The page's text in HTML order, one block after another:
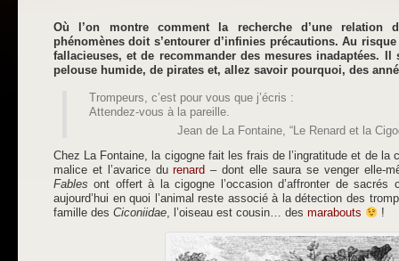
Où l’on montre comment la recherche d’une relation
phénomènes doit s’entourer d’infinies précautions. Au
fallacieuses, et de recommander des mesures inadaptées.
pelouse humide, de pirates et, allez savoir pourquoi, des
Trompeurs, c’est pour vous que j’écris :
Attendez-vous à la pareille.
Jean de La Fontaine, “Le Renard et la
Chez La Fontaine, la cigogne fait les frais de l’ingratitude et de la
malice et l’avarice durenard – dont elle saura se venger elle-
Fables ont offert à la cigogne l’occasion d’affronter de sacrés
aujourd’hui en quoi l’animal reste associé à la détection des
famille des Ciconiidae, l’oiseau est cousin… des marabouts !